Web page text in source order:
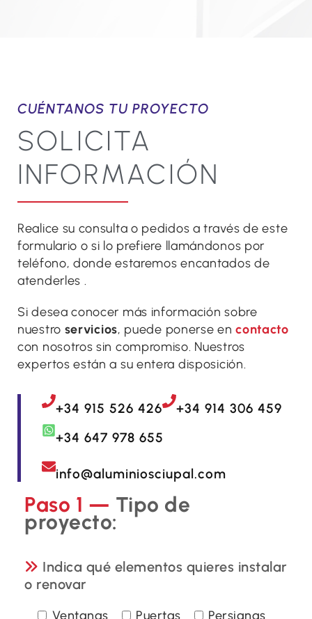
CUÉNTANOS TU PROYECTO
SOLICITA
INFORMACIÓN
Realice su consulta o pedidos a través de este
formulario o si lo prefiere llamándonos por
teléfono, donde estaremos encantados de
atenderles .
Si desea conocer más información sobre
nuestro servicios, puede ponerse encontacto
con nosotros sin compromiso. Nuestros
expertos están a su entera disposición.
+34 915 526 426
+34 914 306 459
+34 647 978 655
info@aluminiosciupal.com
Paso 1 — Tipo de
proyecto:
Indica qué elementos quieres instalar
o renovar
Ventanas Puertas Persianas